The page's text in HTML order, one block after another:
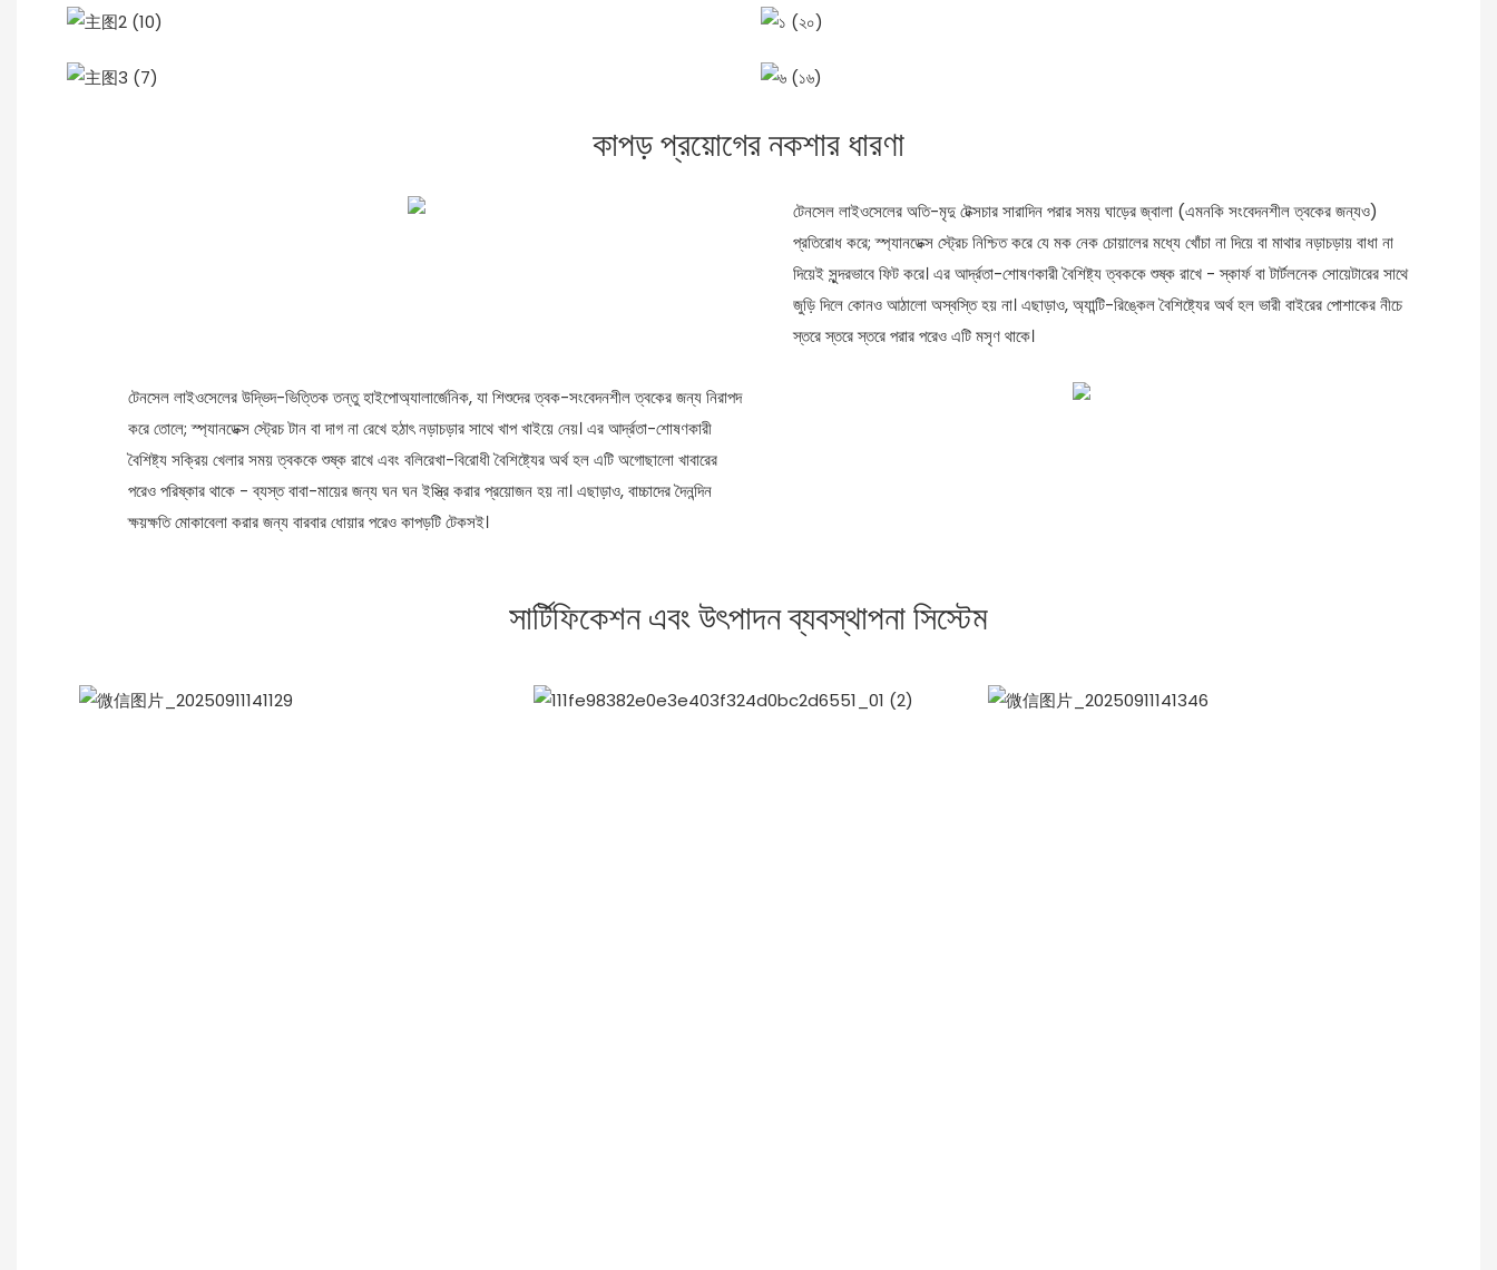
কাপড় প্রয়োগের নকশার ধারণা
টেনসেল লাইওসেলের অতি-মৃদু টেক্সচার সারাদিন পরার সময় ঘাড়ের জ্বালা (এমনকি সংবেদনশীল ত্বকের জন্যও)
প্রতিরোধ করে; স্প্যানডেক্স স্ট্রেচ নিশ্চিত করে যে মক নেক চোয়ালের মধ্যে খোঁচা না দিয়ে বা মাথার নড়াচড়ায় বাধা না
দিয়েই সুন্দরভাবে ফিট করে। এর আর্দ্রতা-শোষণকারী বৈশিষ্ট্য ত্বককে শুষ্ক রাখে - স্কার্ফ বা টার্টলনেক সোয়েটারের সাথে
জুড়ি দিলে কোনও আঠালো অস্বস্তি হয় না। এছাড়াও, অ্যান্টি-রিঙ্কেল বৈশিষ্ট্যের অর্থ হল ভারী বাইরের পোশাকের নীচে
স্তরে স্তরে স্তরে পরার পরেও এটি মসৃণ থাকে।
টেনসেল লাইওসেলের উদ্ভিদ-ভিত্তিক তন্তু হাইপোঅ্যালার্জেনিক, যা শিশুদের ত্বক-সংবেদনশীল ত্বকের জন্য নিরাপদ
করে তোলে; স্প্যানডেক্স স্ট্রেচ টান বা দাগ না রেখে হঠাৎ নড়াচড়ার সাথে খাপ খাইয়ে নেয়। এর আর্দ্রতা-শোষণকারী
বৈশিষ্ট্য সক্রিয় খেলার সময় ত্বককে শুষ্ক রাখে এবং বলিরেখা-বিরোধী বৈশিষ্ট্যের অর্থ হল এটি অগোছালো খাবারের
পরেও পরিষ্কার থাকে - ব্যস্ত বাবা-মায়ের জন্য ঘন ঘন ইস্ত্রি করার প্রয়োজন হয় না। এছাড়াও, বাচ্চাদের দৈনন্দিন
ক্ষয়ক্ষতি মোকাবেলা করার জন্য বারবার ধোয়ার পরেও কাপড়টি টেকসই।
সার্টিফিকেশন এবং উৎপাদন ব্যবস্থাপনা সিস্টেম